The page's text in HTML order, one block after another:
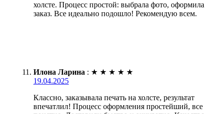
холсте. Процесс простой: выбрала фото, оформила
заказ. Все идеально подошло! Рекомендую всем.
Илона Ларина : ★ ★ ★ ★ ★
19.04.2025
Классно, заказывала печать на холсте, результат
впечатлил! Процесс оформления простейший, все